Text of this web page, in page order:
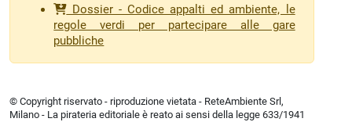
Dossier - Codice appalti ed ambiente, le
regole verdi per partecipare alle gare
pubbliche
© Copyright riservato - riproduzione vietata - ReteAmbiente Srl,
Milano - La pirateria editoriale è reato ai sensi della legge 633/1941